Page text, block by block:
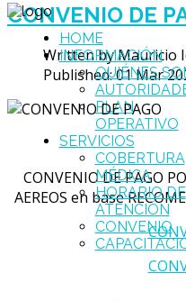
HOME
INFORMACIÓN
QUIÉNES
PLAN
OPERATIVO
SERVICIOS
COBERTURA
MÉDICA
HORARIO DE
ATENCIÓN
CONVENIO
CONVENIO DE
Written by Mauricio
Published: 01 Mar
CONVENIO DE PAGO
AEREOS en base